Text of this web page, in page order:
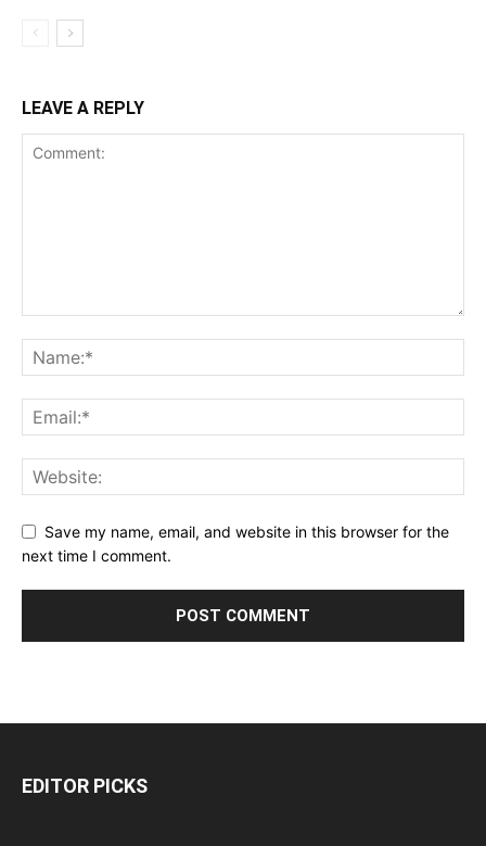
LEAVE A REPLY
Save my name, email, and website in this browser for the
next time I comment.
EDITOR PICKS